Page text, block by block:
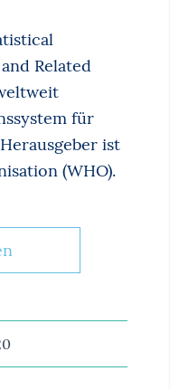
Related
für
ist
(WHO).